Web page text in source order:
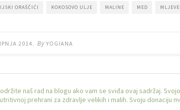
ORAŠČIĆI KOKOSOVO ULJE MALINE MED
2014. By YOGIANA
naš rad na blogu ako vam se sviđa ovaj sadržaj.
prehrani za zdravlje velikih i malih. Svoju donaciju